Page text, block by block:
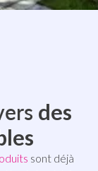
des
sont déjà